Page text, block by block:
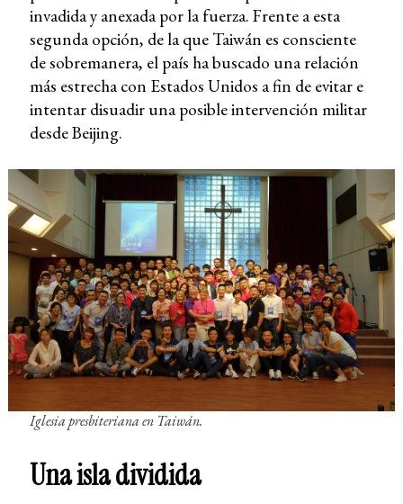
invadida y anexada por la fuerza. Frente a esta
segunda opción, de la que Taiwán es consciente
de sobremanera, el país ha buscado una relación
más estrecha con Estados Unidos a fin de evitar e
intentar disuadir una posible intervención militar
desde Beijing.
Iglesia presbiteriana en Taiwán.
Una isla dividida